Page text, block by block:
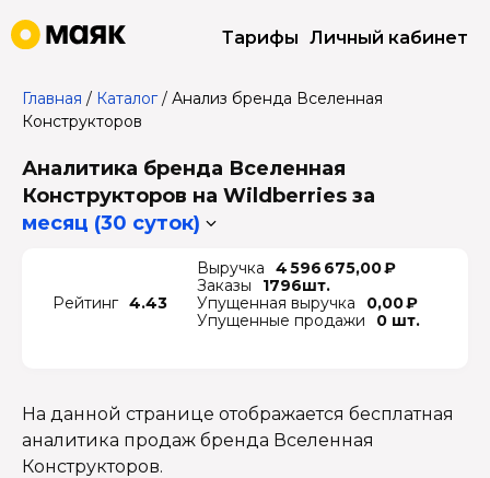
Тарифы Личный кабинет
Главная / Каталог/ Анализ бренда Вселенная
Конструкторов
Аналитика бренда Вселенная
Конструкторов на Wildberries за
месяц (30 суток)
Рейтинг 4.43
Выручка
4 596 675,00 ₽
Заказы
1796шт.
Упущенная выручка
0,00 ₽
Упущенные продажи
0 шт.
На данной странице отображается бесплатная
аналитика продаж бренда Вселенная
Конструкторов.